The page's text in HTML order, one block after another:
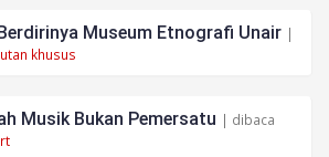
Museum Etnografi Unair |
khusus
Musik Bukan Pemersatu | dibaca